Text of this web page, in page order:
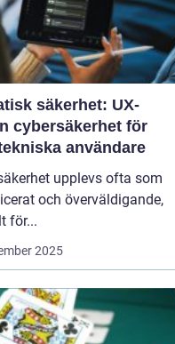
säkerhet: UX-
cybersäkerhet för
användare
upplevs ofta som
och överväldigande,
för...
2025